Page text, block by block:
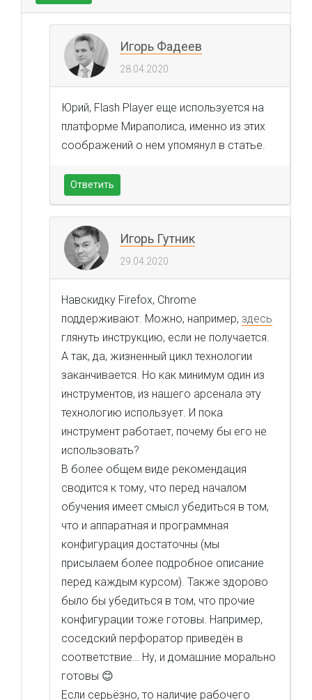
Игорь Фадеев
28.04.2020
Юрий, Flash Player еще используется на
платформе Мираполиса, именно из этих
соображений о нем упомянул в статье.
Ответить
Игорь Гутник
29.04.2020
Навскидку Firefox, Chrome
поддерживают. Можно, например, здесь
глянуть инструкцию, если не получается.
А так, да, жизненный цикл технологии
заканчивается. Но как минимум один из
инструментов, из нашего арсенала эту
технологию использует. И пока
инструмент работает, почему бы его не
использовать?
В более общем виде рекомендация
сводится к тому, что перед началом
обучения имеет смысл убедиться в том,
что и аппаратная и программная
конфигурация достаточны (мы
присылаем более подробное описание
перед каждым курсом). Также здорово
было бы убедиться в том, что прочие
конфигурации тоже готовы. Например,
соседский перфоратор приведён в
соответствие… Ну, и домашние морально
готовы 😊
Если серьёзно, то наличие рабочего